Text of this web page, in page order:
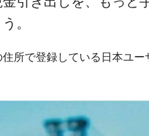
。
所で登録している日本ユ